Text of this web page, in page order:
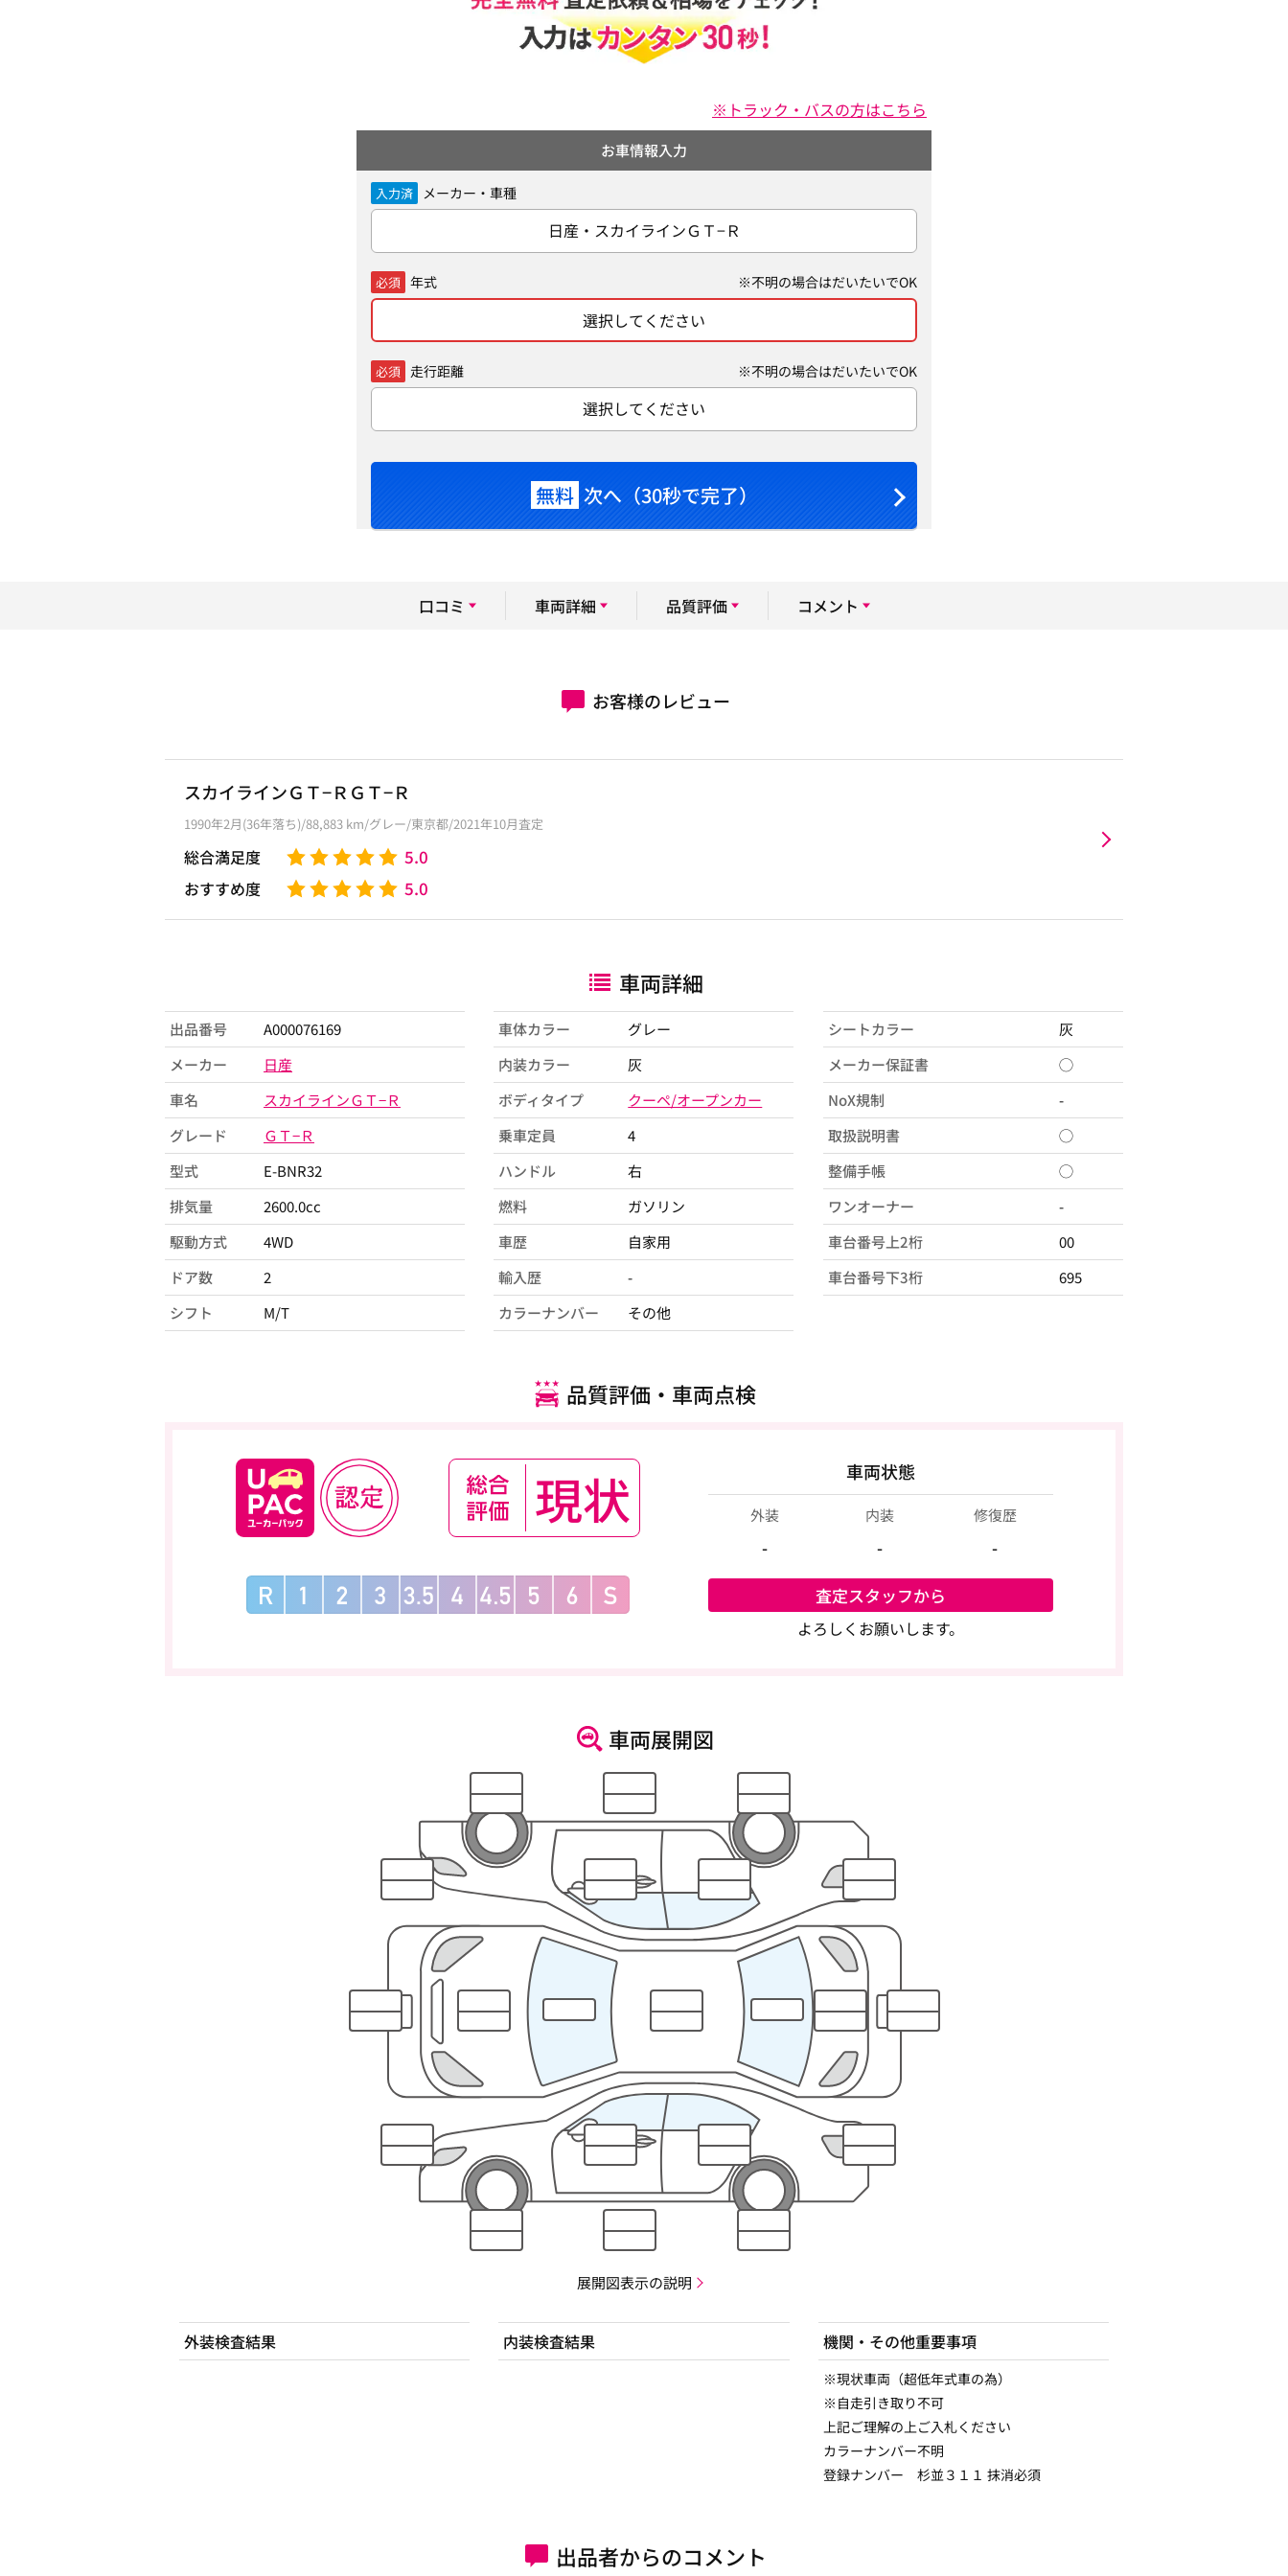
※トラック・バスの方はこちら
お車情報入力
入力済 メーカー・車種
日産・スカイラインＧＴ−Ｒ
必須 年式 ※不明の場合はだいたいでOK
選択してください
必須 走行距離 ※不明の場合はだいたいでOK
選択してください
無料 次へ（30秒で完了）
口コミ 車両詳細 品質評価 コメント
お客様のレビュー
スカイラインＧＴ−ＲＧＴ−Ｒ
1990年2月(36年落ち)/88,883 km/グレー/東京都/2021年10月査定
総合満足度 5.0
おすすめ度 5.0
車両詳細
出品番号
A000076169
メーカー
日産
車名
スカイラインＧＴ−Ｒ
グレード
ＧＴ−Ｒ
型式
E-BNR32
排気量
2600.0cc
駆動方式
4WD
ドア数
2
シフト
M/T
車体カラー
グレー
内装カラー
灰
ボディタイプ
クーペ/オープンカー
乗車定員
4
ハンドル
右
燃料
ガソリン
車歴
自家用
輸入歴
-
カラーナンバー
その他
シートカラー
灰
メーカー保証書
◯
NoX規制
-
取扱説明書
◯
整備手帳
◯
ワンオーナー
-
車台番号上2桁
00
車台番号下3桁
695
品質評価・車両点検
現状 車両状態
外装
-
内装
-
修復歴
-
査定スタッフから
よろしくお願いします。
車両展開図
展開図表示の説明
外装検査結果 内装検査結果 機関・その他重要事項
※現状車両（超低年式車の為）
※自走引き取り不可
上記ご理解の上ご入札ください
カラーナンバー不明
登録ナンバー 杉並３１１ 抹消必須
出品者からのコメント